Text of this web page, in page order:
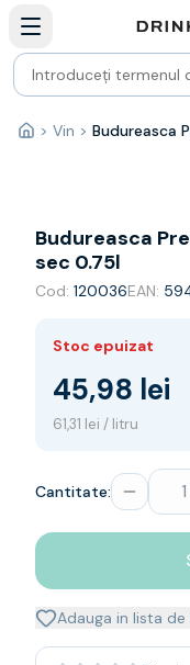
Bauturi fine — selectie
Produse Noi
Cosuri cadou
Pachete & Cadouri
Vin
Franta
Spania
Africa de Sud
Germania
Noua Zeelanda
Spumante
Sampanie
Single malt
Japanese
Bourbon
Acasă
> Vin >
Budureasca
sec 0.75l
Cod: 120036EAN:
Stoc epuizat
45,98 lei
61,31 lei / litru
Cantitate:
Adauga in lista